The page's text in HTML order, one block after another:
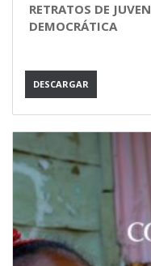
RETRATOS DE
DEMOCRÁTICA
DESCARGAR